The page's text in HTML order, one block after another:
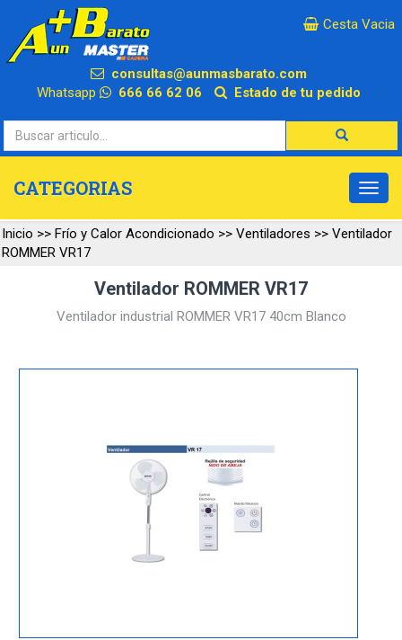
×
Cesta Vacia
consultas@aunmasbarato.com
Whatsapp
666 66 62 06 Estado de tu pedido
CATEGORIAS
Inicio >> Frío y Calor Acondicionado >> Ventiladores >> Ventilador
ROMMER VR17
Ventilador ROMMER VR17
Ventilador industrial ROMMER VR17 40cm Blanco